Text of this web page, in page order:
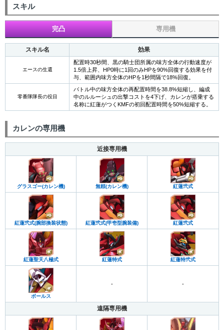
スキル
完凸 専用機
スキル名 効果
エースの生還
配置時30秒間、黒の騎士団所属の味方全体の行動速度が
1.5倍上昇、HP0時に1回のみHPを90%回復する効果を付
与、範囲内味方全体のHPを1秒間隔で18%回復。
零番隊隊長の役目
バトル中の味方全体の再配置時間を38.8%短縮し、編成
中のルルーシュの出撃コストを4下げ、カレンが搭乗する
名称に紅蓮がつくKMFの初回配置時間を50%短縮する。
カレンの専用機
近接専用機
グラスゴー(カレン機) 無頼(カレン機) 紅蓮弐式
紅蓮弐式(腕部換装状態) 紅蓮弐式(甲壱型腕装備) 紅蓮弐式
紅蓮聖天八極式 紅蓮特式 紅蓮特弐式
ボールス
- -
遠隔専用機